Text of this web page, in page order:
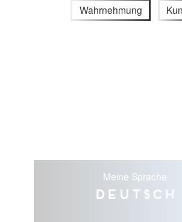
Wahrnehmung
Meine Sprache
Deutsch